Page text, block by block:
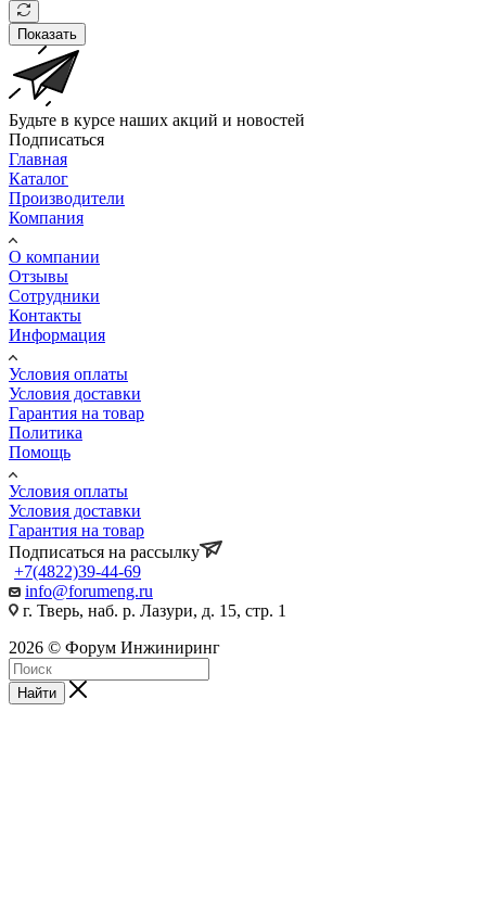
Показать
Будьте в курсе наших акций и новостей
Подписаться
Главная
Каталог
Производители
Компания
О компании
Отзывы
Сотрудники
Контакты
Информация
Условия оплаты
Условия доставки
Гарантия на товар
Политика
Помощь
Условия оплаты
Условия доставки
Гарантия на товар
Подписаться на рассылку
+7(4822)39-44-69
info@forumeng.ru
г. Тверь, наб. р. Лазури, д. 15, стр. 1
2026 © Форум Инжиниринг
Найти